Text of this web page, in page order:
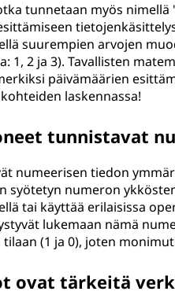
tunnetaan myös
suurempien arvojen
1, 2 ja 3). Tavallisten
päivämäärien
laskennassa!
tunnistavat
numeerisen tiedon
syötetyn numeron
tai käyttää erilaisissa
lukemaan nämä
(1 ja 0), joten
ovat tärkeitä